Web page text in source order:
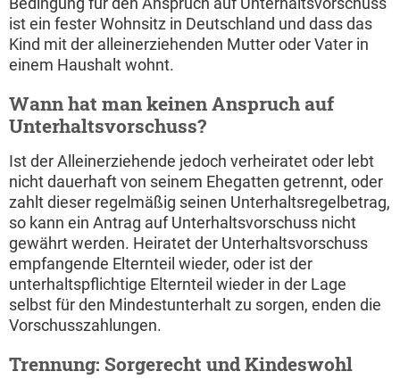
ist ein fester Wohnsitz in Deutschland und dass das
Kind mit der alleinerziehenden Mutter oder Vater in
einem Haushalt wohnt.
Wann hat man keinen Anspruch auf
Unterhaltsvorschuss?
Ist der Alleinerziehende jedoch verheiratet oder lebt
nicht dauerhaft von seinem Ehegatten getrennt, oder
zahlt dieser regelmäßig seinen Unterhaltsregelbetrag,
so kann ein Antrag auf Unterhaltsvorschuss nicht
gewährt werden. Heiratet der Unterhaltsvorschuss
empfangende Elternteil wieder, oder ist der
unterhaltspflichtige Elternteil wieder in der Lage
selbst für den Mindestunterhalt zu sorgen, enden die
Vorschusszahlungen.
Trennung: Sorgerecht und Kindeswohl